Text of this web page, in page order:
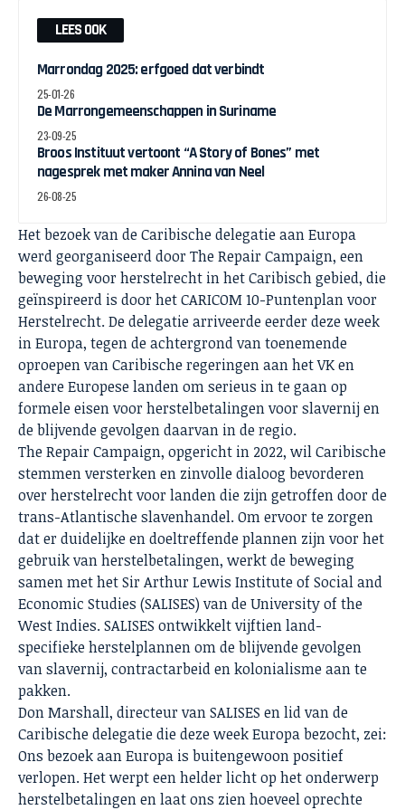
LEES OOK
Marrondag 2025: erfgoed dat verbindt
25-01-26
De Marrongemeenschappen in Suriname
23-09-25
Broos Instituut vertoont “A Story of Bones” met
nagesprek met maker Annina van Neel
26-08-25
Het bezoek van de Caribische delegatie aan Europa
werd georganiseerd door The Repair Campaign, een
beweging voor herstelrecht in het Caribisch gebied, die
geïnspireerd is door het CARICOM 10-Puntenplan voor
Herstelrecht. De delegatie arriveerde eerder deze week
in Europa, tegen de achtergrond van toenemende
oproepen van Caribische regeringen aan het VK en
andere Europese landen om serieus in te gaan op
formele eisen voor herstelbetalingen voor slavernij en
de blijvende gevolgen daarvan in de regio.
The Repair Campaign, opgericht in 2022, wil Caribische
stemmen versterken en zinvolle dialoog bevorderen
over herstelrecht voor landen die zijn getroffen door de
trans-Atlantische slavenhandel. Om ervoor te zorgen
dat er duidelijke en doeltreffende plannen zijn voor het
gebruik van herstelbetalingen, werkt de beweging
samen met het Sir Arthur Lewis Institute of Social and
Economic Studies (SALISES) van de University of the
West Indies. SALISES ontwikkelt vijftien land-
specifieke herstelplannen om de blijvende gevolgen
van slavernij, contractarbeid en kolonialisme aan te
pakken.
Don Marshall, directeur van SALISES en lid van de
Caribische delegatie die deze week Europa bezocht, zei:
Ons bezoek aan Europa is buitengewoon positief
verlopen. Het werpt een helder licht op het onderwerp
herstelbetalingen en laat ons zien hoeveel oprechte